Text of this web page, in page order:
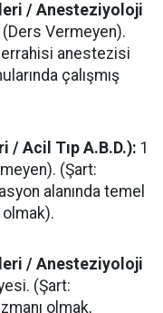
/ Anesteziyoloji
Vermeyen).
anestezisi
çalışmış
/ Acil Tıp A.B.D.): 1
(Şart:
alanında temel
/ Anesteziyoloji
(Şart:
olmak,